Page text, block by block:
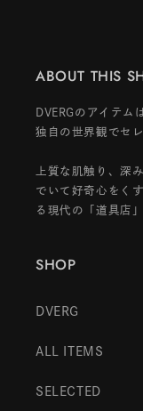
ABOUT THIS
DVERGのアイテム
独自の世界観でセ
上質な肌触り、深
でいて好奇心をく
る現代の「道具店」
SHOP
DVERG
ALL ITEMS
SELECTED